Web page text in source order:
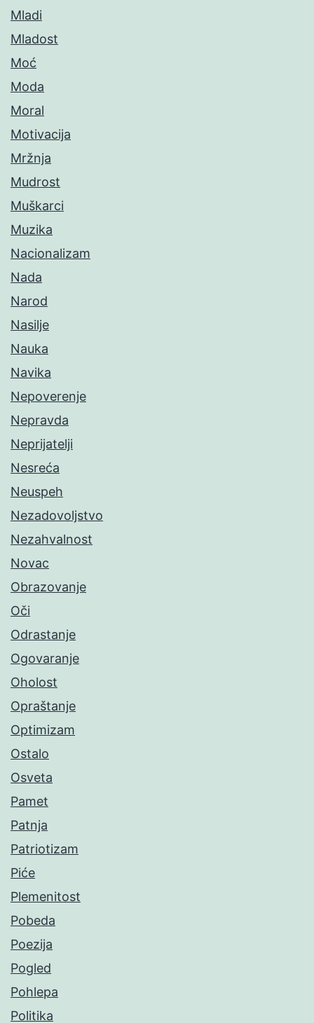
Mladi
Mladost
Moć
Moda
Moral
Motivacija
Mržnja
Mudrost
Muškarci
Muzika
Nacionalizam
Nada
Narod
Nasilje
Nauka
Navika
Nepoverenje
Nepravda
Neprijatelji
Nesreća
Neuspeh
Nezadovoljstvo
Nezahvalnost
Novac
Obrazovanje
Oči
Odrastanje
Ogovaranje
Oholost
Opraštanje
Optimizam
Ostalo
Osveta
Pamet
Patnja
Patriotizam
Piće
Plemenitost
Pobeda
Poezija
Pogled
Pohlepa
Politika